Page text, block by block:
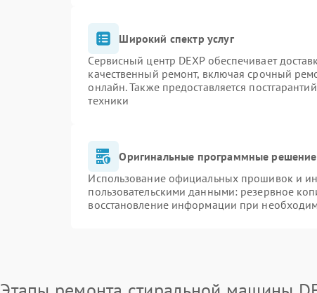
Широкий спектр услуг
Сервисный центр DEXP обеспечивает
качественный ремонт, включая срочный
онлайн. Также предоставляется
техники
Оригинальные программные
Использование официальных прошивок и
пользовательскими данными: резервное
восстановление информации при